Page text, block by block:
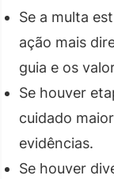
Se a multa
ação mais
guia e os
Se houver
cuidado
evidências.
Se houver